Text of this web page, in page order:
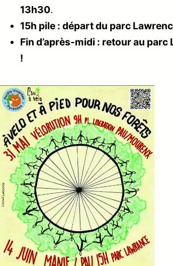
13h30.
15h pile : départ du parc
Fin d’après-midi : retour au parc
!